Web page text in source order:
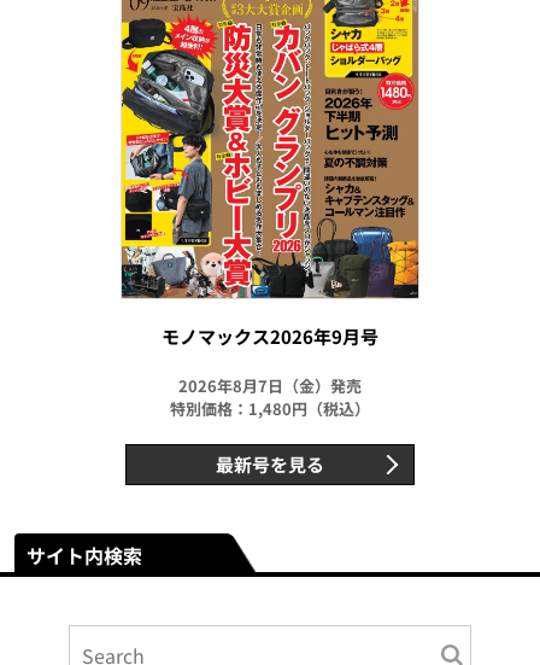
モノマックス2026年9月号
2026年8月7日（金）発売
特別価格：1,480円（税込）
最新号を見る
サイト内検索